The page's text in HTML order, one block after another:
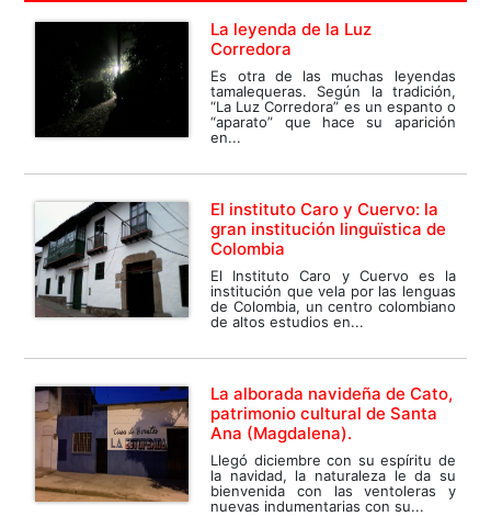
La leyenda de la Luz
Corredora
Es otra de las muchas leyendas
tamalequeras. Según la tradición,
“La Luz Corredora” es un espanto o
“aparato” que hace su aparición
en...
El instituto Caro y Cuervo: la
gran institución linguïstica de
Colombia
El Instituto Caro y Cuervo es la
institución que vela por las lenguas
de Colombia, un centro colombiano
de altos estudios en...
La alborada navideña de Cato,
patrimonio cultural de Santa
Ana (Magdalena).
Llegó diciembre con su espíritu de
la navidad, la naturaleza le da su
bienvenida con las ventoleras y
nuevas indumentarias con su...